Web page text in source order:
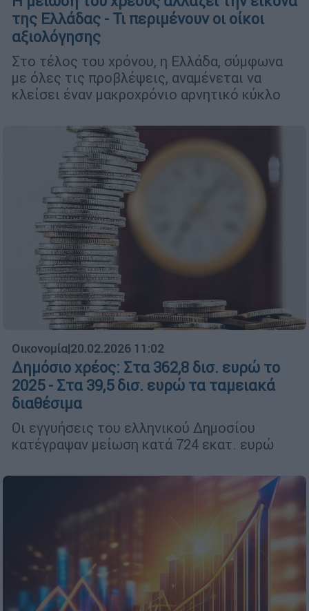
της Ελλάδας - Τι περιμένουν οι οίκοι
αξιολόγησης
Στο τέλος του χρόνου, η Ελλάδα, σύμφωνα
με όλες τις προβλέψεις, αναμένεται να
κλείσει έναν μακροχρόνιο αρνητικό κύκλο
Οικονομία|20.02.2026 11:02
Δημόσιο χρέος: Στα 362,8 δισ. ευρώ το
2025 - Στα 39,5 δισ. ευρώ τα ταμειακά
διαθέσιμα
Οι εγγυήσεις του ελληνικού Δημοσίου
κατέγραψαν μείωση κατά 724 εκατ. ευρώ